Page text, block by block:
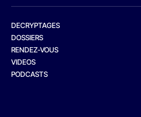
DECRYPTAGES
DOSSIERS
RENDEZ-VOUS
VIDEOS
PODCASTS